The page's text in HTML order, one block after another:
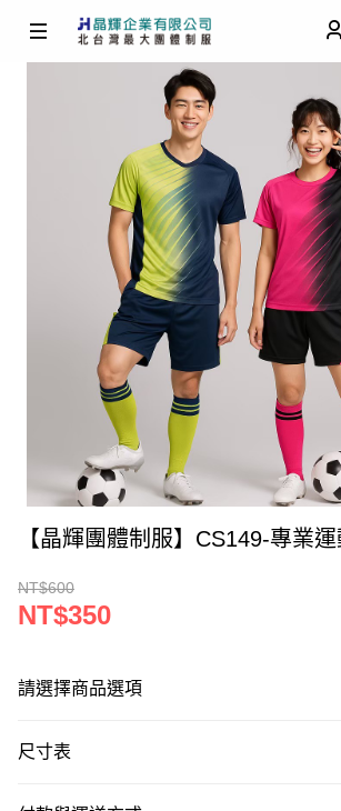
【晶輝團體制服】CS149-專業
NT$600
NT$350
請選擇商品選項
尺寸表